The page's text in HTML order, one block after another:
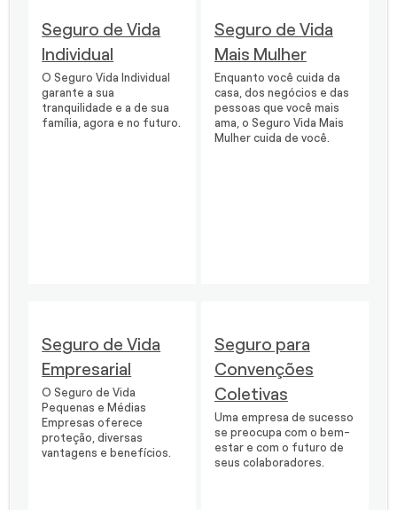
Seguro de Vida
Individual
O Seguro Vida Individual
garante a sua
tranquilidade e a de sua
família, agora e no futuro.
Seguro de Vida
Mais Mulher
Enquanto você cuida da
casa, dos negócios e das
pessoas que você mais
ama, o Seguro Vida Mais
Mulher cuida de você.
Seguro de Vida
Empresarial
O Seguro de Vida
Pequenas e Médias
Empresas oferece
proteção, diversas
vantagens e benefícios.
Seguro para
Convenções
Coletivas
Uma empresa de sucesso
se preocupa com o bem-
estar e com o futuro de
seus colaboradores.